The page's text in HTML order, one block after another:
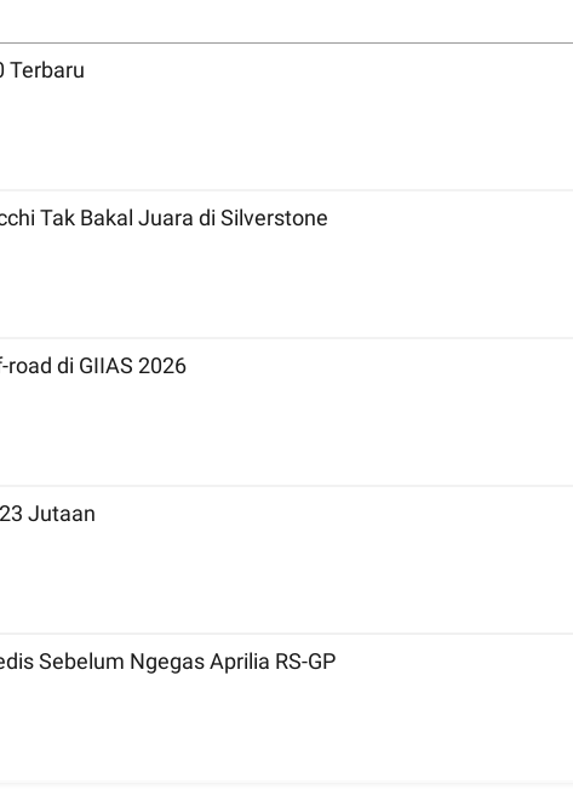
Terbaru
MotoGP 2026 Inggris: Bicara Tradisi, Marc Marquez dan Marco Bezzecchi Tak Bakal Juara di Silverstone
di GIIAS 2026
Jutaan
Sebelum Ngegas Aprilia RS-GP